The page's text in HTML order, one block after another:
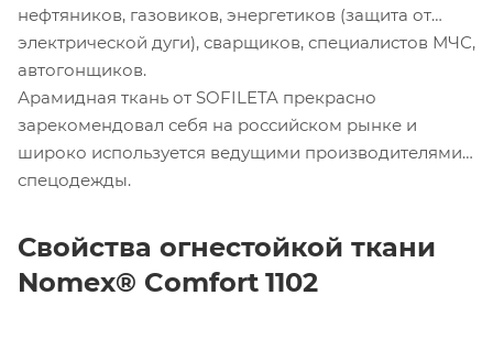
нефтяников, газовиков, энергетиков (защита от
электрической дуги), сварщиков, специалистов МЧС,
автогонщиков.
Арамидная ткань от SOFILETA прекрасно
зарекомендовал себя на российском рынке и
широко используется ведущими производителями
спецодежды.
Свойства огнестойкой ткани
Nomex® Comfort 1102